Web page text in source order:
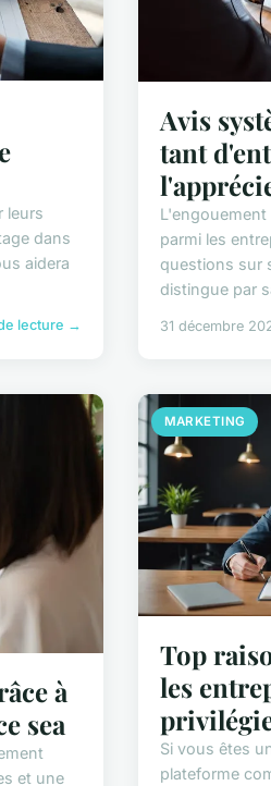
leurs
dans
aidera
lecture →
Avis
tant
parmi les
questions sur
distingue par
31 décembre
à
sea
et une
MARKETING
Top
les
Si vous êtes
plateforme